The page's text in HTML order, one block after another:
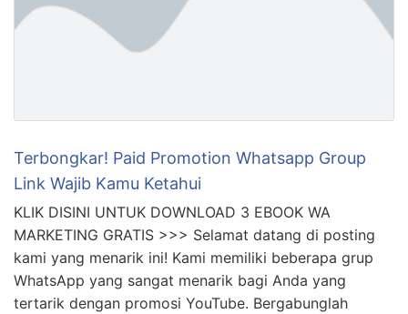
Terbongkar! Paid Promotion Whatsapp Group
Link Wajib Kamu Ketahui
KLIK DISINI UNTUK DOWNLOAD 3 EBOOK WA
MARKETING GRATIS >>> Selamat datang di posting
kami yang menarik ini! Kami memiliki beberapa grup
WhatsApp yang sangat menarik bagi Anda yang
tertarik dengan promosi YouTube. Bergabunglah